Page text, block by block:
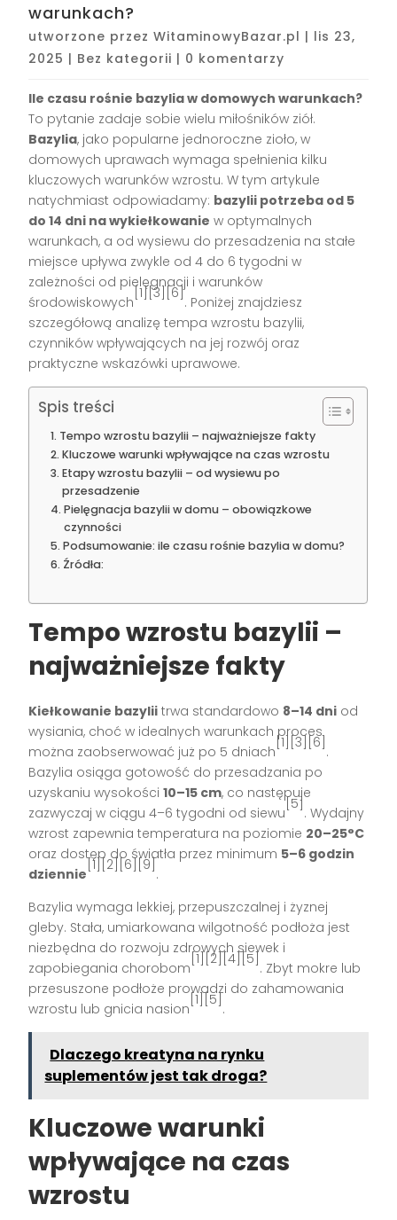
warunkach?
utworzone przezWitaminowyBazar.pl | lis 23,
2025 | Bez kategorii | 0 komentarzy
Ile czasu rośnie bazylia w domowych warunkach?
To pytanie zadaje sobie wielu miłośników ziół.
Bazylia, jako popularne jednoroczne zioło, w
domowych uprawach wymaga spełnienia kilku
kluczowych warunków wzrostu. W tym artykule
natychmiast odpowiadamy: bazylii potrzeba od 5
do 14 dni na wykiełkowanie w optymalnych
warunkach, a od wysiewu do przesadzenia na stałe
miejsce upływa zwykle od 4 do 6 tygodni w
zależności od pielęgnacji i warunków
środowiskowych
[1][3][6]
. Poniżej znajdziesz
szczegółową analizę tempa wzrostu bazylii,
czynników wpływających na jej rozwój oraz
praktyczne wskazówki uprawowe.
Spis treści
Tempo wzrostu bazylii – najważniejsze fakty
Kluczowe warunki wpływające na czas wzrostu
Etapy wzrostu bazylii – od wysiewu po
przesadzenie
Pielęgnacja bazylii w domu – obowiązkowe
czynności
Podsumowanie: ile czasu rośnie bazylia w domu?
Źródła:
Tempo wzrostu bazylii –
najważniejsze fakty
Kiełkowanie bazylii trwa standardowo 8–14 dni od
wysiania, choć w idealnych warunkach proces
można zaobserwować już po 5 dniach
[1][3][6]
.
Bazylia osiąga gotowość do przesadzania po
uzyskaniu wysokości10–15 cm, co następuje
zazwyczaj w ciągu 4–6 tygodni od siewu
[5]
. Wydajny
wzrost zapewnia temperatura na poziomie 20–25°C
oraz dostęp do światła przez minimum 5–6 godzin
dziennie
[1][2][6][9]
.
Bazylia wymaga lekkiej, przepuszczalnej i żyznej
gleby. Stała, umiarkowana wilgotność podłoża jest
niezbędna do rozwoju zdrowych siewek i
zapobiegania chorobom
[1][2][4][5]
. Zbyt mokre lub
przesuszone podłoże prowadzi do zahamowania
wzrostu lub gnicia nasion
[1][5]
.
Dlaczego kreatyna na rynku
suplementów jest tak droga?
Kluczowe warunki
wpływające na czas
wzrostu